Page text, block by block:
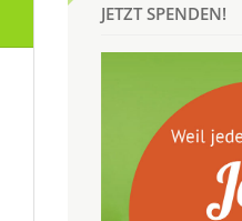
JETZT SPENDEN!